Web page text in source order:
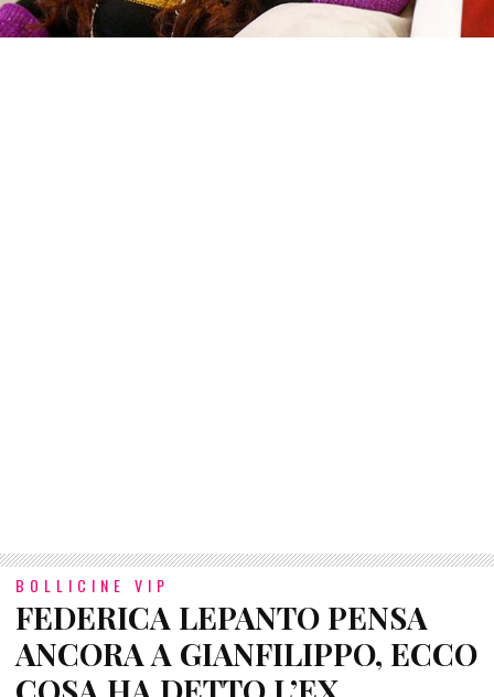
BOLLICINE VIP
FEDERICA LEPANTO PENSA
ANCORA A GIANFILIPPO, ECCO